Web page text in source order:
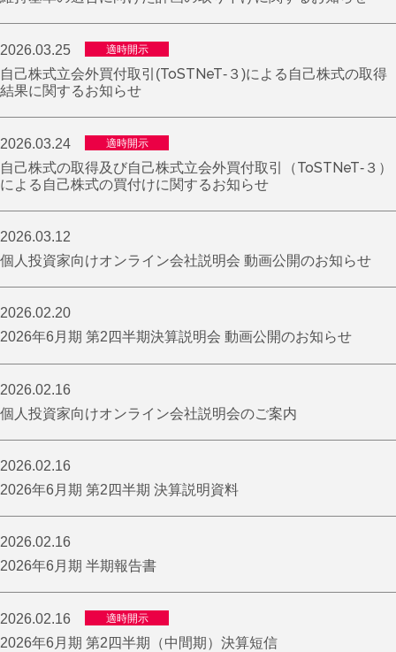
2026.03.25 適時開示
自己株式立会外買付取引(ToSTNeT-３)による自己株式の取得
結果に関するお知らせ
2026.03.24 適時開示
自己株式の取得及び自己株式立会外買付取引（ToSTNeT-３）
による自己株式の買付けに関するお知らせ
2026.03.12
個人投資家向けオンライン会社説明会 動画公開のお知らせ
2026.02.20
2026年6月期 第2四半期決算説明会 動画公開のお知らせ
2026.02.16
個人投資家向けオンライン会社説明会のご案内
2026.02.16
2026年6月期 第2四半期 決算説明資料
2026.02.16
2026年6月期 半期報告書
2026.02.16 適時開示
2026年6月期 第2四半期（中間期）決算短信